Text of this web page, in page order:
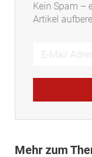
Kein Spam –
Artikel
Mehr zum